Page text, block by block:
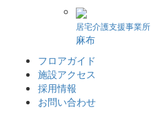
居宅介護支援事業所
麻布
フロアガイド
施設アクセス
採用情報
お問い合わせ